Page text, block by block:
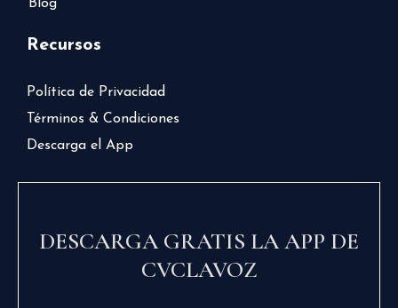
Blog
Recursos
Política de Privacidad
Términos & Condiciones
Descarga el App
DESCARGA GRATIS LA APP DE
CVCLAVOZ